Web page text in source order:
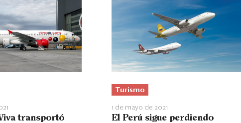
transportó
Turismo
1 de mayo de 2021
El Perú sigue perdiendo